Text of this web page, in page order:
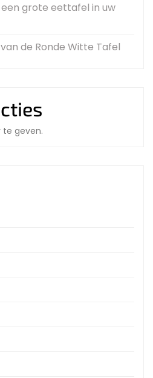
grote eettafel in uw
de Ronde Witte Tafel
te geven.